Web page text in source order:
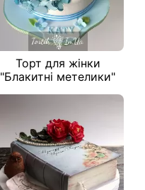
Торт для жінки
"Блакитні метелики"